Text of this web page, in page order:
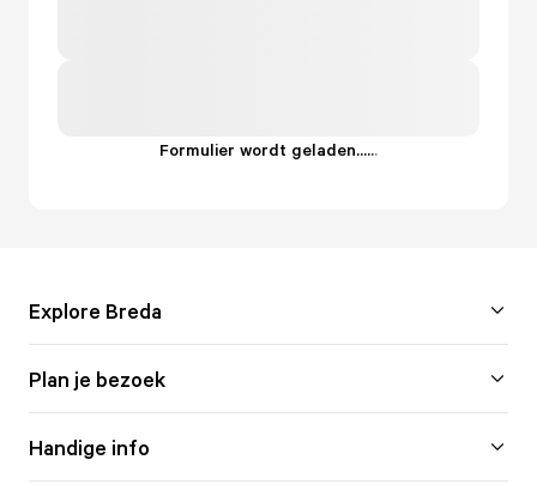
Formulier wordt geladen......
Explore Breda
Plan je bezoek
Handige info